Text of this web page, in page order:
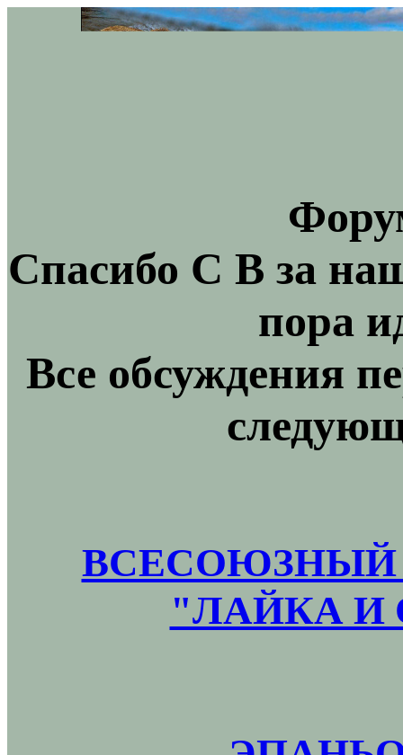
Спасибо С В за
пора
Все обсуждения
ВСЕСОЮЗНЫЙ
"ЛАЙКА И